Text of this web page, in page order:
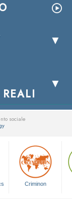
sociale
Criminon